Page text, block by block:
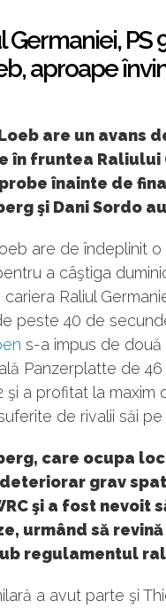
Germaniei, PS
aproape
are un avans
în fruntea Raliului
înainte de
şi Dani Sordo
are de îndeplinit o
a câştiga
Raliul
peste 40 de
s-a impus de
Panzerplatte de 46
şi a profitat la maxim
de rivalii săi
care ocupa
grav
şi a fost nevoit
urmând să
regulamentul
a avut parte şi